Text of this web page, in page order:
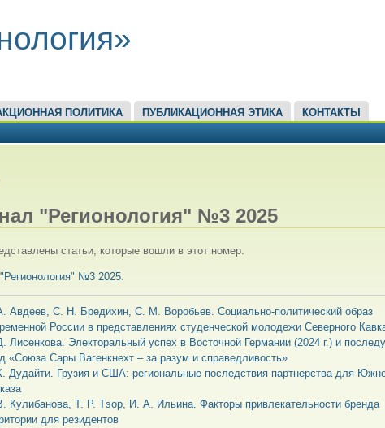
ПОЛИТИКА ПУБЛИКАЦИОННАЯ ЭТИКА КОНТАКТЫ
"Регионология" №3 2025
статьи, которые вошли в этот номер.
№3 2025.
Авдеев, С. Н. Бредихин, С. М. Воробьев. Социально-политический образ
России в представлениях студенческой молодежи Северного
Лисенкова. Электоральный успех в Восточной Германии (2024 г.) и
«Союза Сары Вагенкнехт – за разум и справедливость»
Дудайти. Грузия и США: региональные последствия партнерства для
Кулибанова, Т. Р. Тэор, И. А. Ильина. Факторы привлекательности бренда
для резидентов